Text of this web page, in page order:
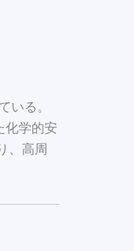
いる。
化学的安
、高周